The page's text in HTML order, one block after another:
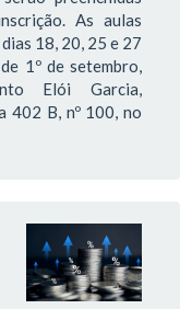
As aulas
18, 20, 25 e 27
1º de setembro,
Elói Garcia,
402 B, nº 100, no